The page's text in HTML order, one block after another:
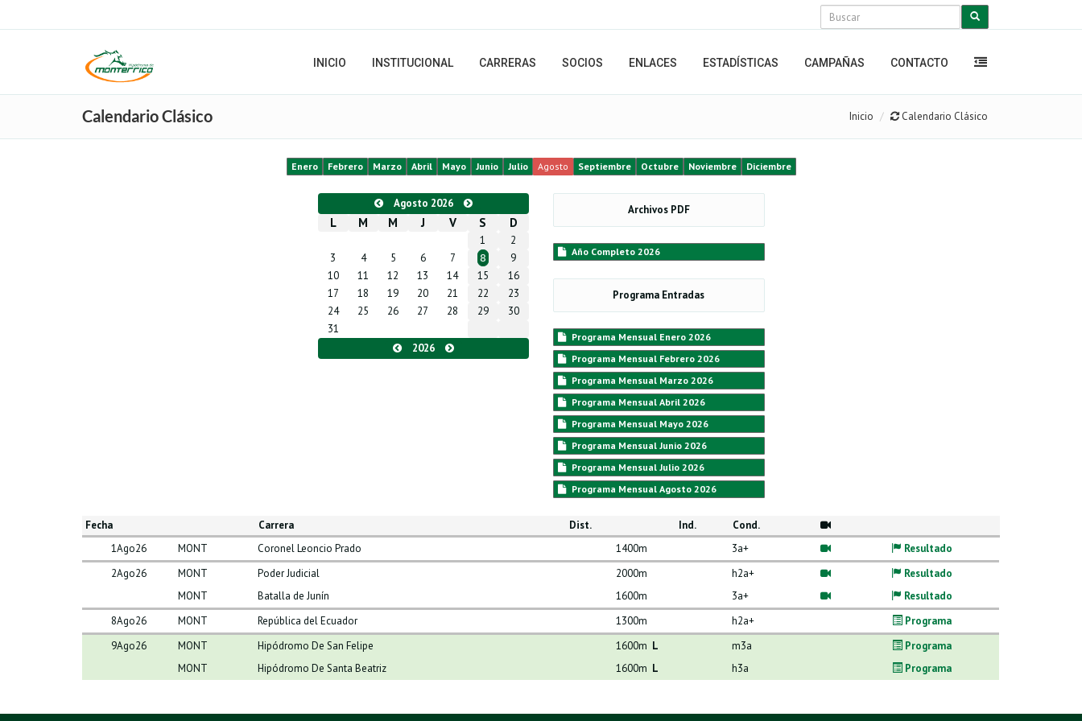
INICIO INSTITUCIONAL CARRERAS SOCIOS ENLACES ESTADÍSTICAS CAMPAÑAS CONTACTO
Calendario Clásico Inicio Calendario Clásico
Enero Febrero Marzo Abril Mayo Junio Julio Agosto Septiembre Octubre Noviembre Diciembre
Agosto 2026
L M M J V S D
1
2
3
4 5 6 7 8
9
10
11 12 13 14 15
16
17
18 19 20 21 22
23
24
25 26 27 28 29
30
31
2026
Archivos PDF
Año Completo 2026
Programa Entradas
Programa Mensual Enero 2026
Programa Mensual Febrero 2026
Programa Mensual Marzo 2026
Programa Mensual Abril 2026
Programa Mensual Mayo 2026
Programa Mensual Junio 2026
Programa Mensual Julio 2026
Programa Mensual Agosto 2026
Fecha Carrera Dist. Ind.
Cond.
1Ago26
MONT Coronel Leoncio Prado 1400m 3a+
Resultado
2Ago26
MONT Poder Judicial 2000m h2a+
Resultado
MONT
Batalla de Junín 1600m 3a+
Resultado
8Ago26
MONT República del Ecuador 1300m h2a+
Programa
9Ago26
MONT Hipódromo De San Felipe 1600m L m3a
Programa
MONT
Hipódromo De Santa Beatriz 1600m L h3a Programa